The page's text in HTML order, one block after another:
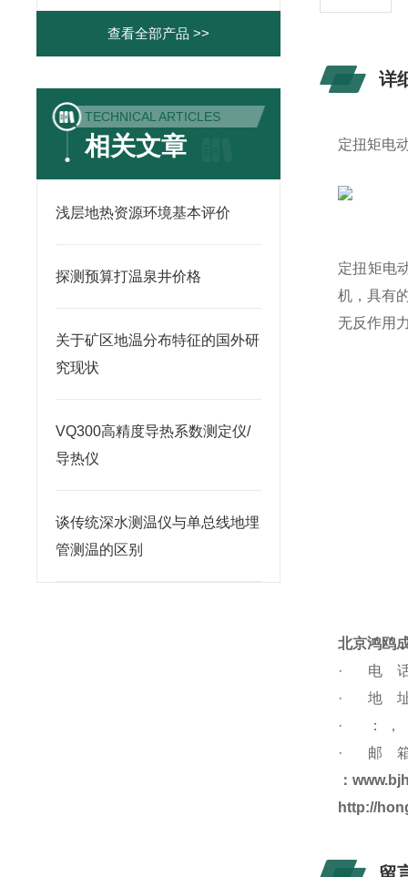
查看全部产品 >>
TECHNICAL ARTICLES
相关文章
浅层地热资源环境基本评价
探测预算打温泉井价格
关于矿区地温分布特征的国外研
究现状
VQ300高精度导热系数测定仪/
导热仪
谈传统深水测温仪与单总线地埋
管测温的区别
详
定扭矩电
定扭矩电
机，具有
无反作用
北京鸿鸥
·
电
·
地
·
： ，
·
邮
：
http://